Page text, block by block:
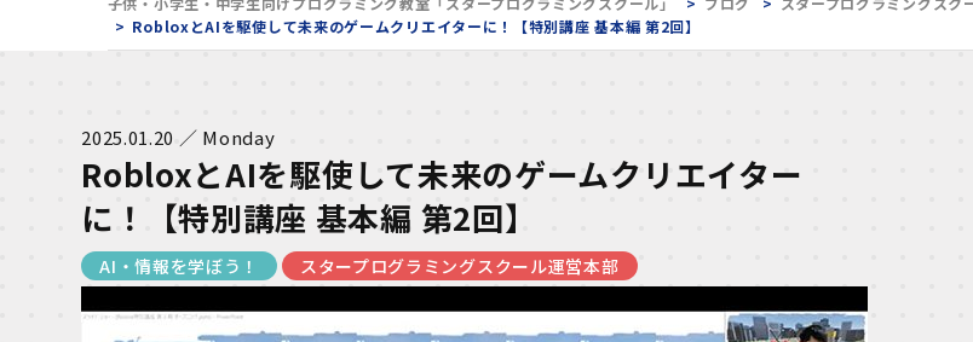
RobloxとAIを駆使して未来のゲームクリエイターに！【特別講座 基本編 第2回】
2025.01.20 ／ Monday
RobloxとAIを駆使して未来のゲームクリエイター
に！【特別講座 基本編 第2回】
AI・情報を学ぼう！ スタープログラミングスクール運営本部